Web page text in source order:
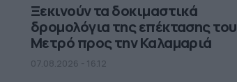
Ξεκινούν τα δοκιμαστικά
δρομολόγια της επέκτασης του
Μετρό προς την Καλαμαριά
07.08.2026 - 16.12